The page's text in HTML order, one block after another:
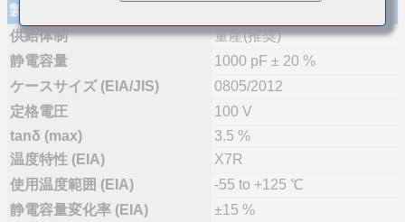
製品仕様
供給体制
量産(推奨)
静電容量
1000 pF ± 20 %
ケースサイズ (EIA/JIS)
0805/2012
定格電圧
100 V
tanδ (max)
3.5 %
温度特性 (EIA)
X7R
使用温度範囲 (EIA)
-55 to +125 ℃
静電容量変化率 (EIA)
±15 %